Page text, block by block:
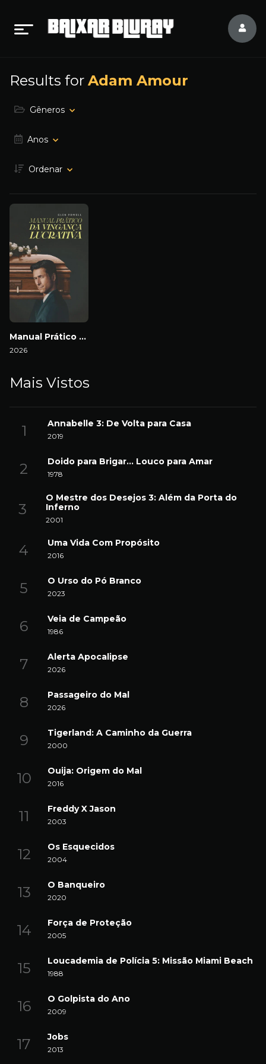
Results for Adam Amour
Gêneros
Anos
Ordenar
Manual Prático da Vingança Lucrativa
2026
Mais Vistos
Annabelle 3: De Volta para Casa
2019
Doido para Brigar… Louco para Amar
1978
O Mestre dos Desejos 3: Além da Porta do
Inferno
2001
Uma Vida Com Propósito
2016
O Urso do Pó Branco
2023
Veia de Campeão
1986
Alerta Apocalipse
2026
Passageiro do Mal
2026
Tigerland: A Caminho da Guerra
2000
Ouija: Origem do Mal
2016
Freddy X Jason
2003
Os Esquecidos
2004
O Banqueiro
2020
Força de Proteção
2005
Loucademia de Polícia 5: Missão Miami Beach
1988
O Golpista do Ano
2009
Jobs
2013